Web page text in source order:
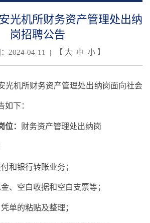
光机所财务资产管理处出纳
岗招聘公告
：2024-04-11 | 【 大 中 小】
光机所财务资产管理处出纳岗面向社会
如下：
位： 财务资产管理处出纳岗
和银行转账业务；
、空白收据和空白支票等；
单的粘贴及整理；